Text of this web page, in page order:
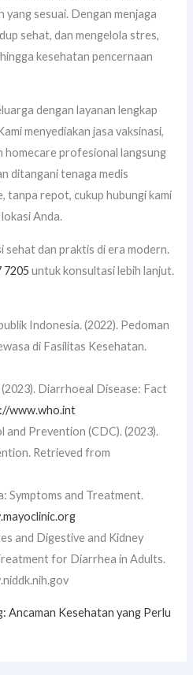
yang sesuai. Dengan menjaga
sehat, dan mengelola stres,
kesehatan pencernaan
dengan layanan lengkap
menyediakan jasa vaksinasi,
homecare profesional langsung
ditangani tenaga medis
tanpa repot, cukup hubungi kami
Anda.
sehat dan praktis di era modern.
7205 untuk konsultasi lebih lanjut.
Indonesia. (2022). Pedoman
di Fasilitas Kesehatan.
Diarrhoeal Disease: Fact
www.who.int
Prevention (CDC). (2023).
Retrieved from
Symptoms and Treatment.
and Digestive and Kidney
for Diarrhea in Adults.
Ancaman Kesehatan yang Perlu